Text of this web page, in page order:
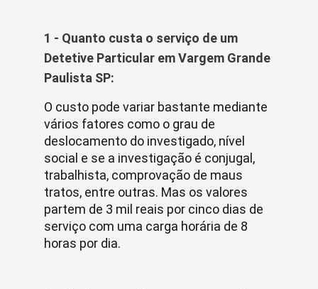
1 - Quanto custa o serviço de um
Detetive Particular em Vargem Grande
Paulista SP:
O custo pode variar bastante mediante
vários fatores como o grau de
deslocamento do investigado, nível
social e se a investigação é conjugal,
trabalhista, comprovação de maus
tratos, entre outras. Mas os valores
partem de 3 mil reais por cinco dias de
serviço com uma carga horária de 8
horas por dia.